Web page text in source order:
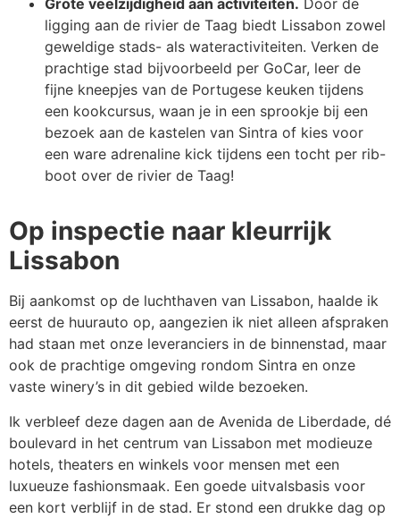
ligging aan de rivier de Taag biedt Lissabon zowel
geweldige stads- als wateractiviteiten. Verken de
prachtige stad bijvoorbeeld per GoCar, leer de
fijne kneepjes van de Portugese keuken tijdens
een kookcursus, waan je in een sprookje bij een
bezoek aan de kastelen van Sintra of kies voor
een ware adrenaline kick tijdens een tocht per rib-
boot over de rivier de Taag!
Op inspectie naar kleurrijk
Lissabon
Bij aankomst op de luchthaven van Lissabon, haalde ik
eerst de huurauto op, aangezien ik niet alleen afspraken
had staan met onze leveranciers in de binnenstad, maar
ook de prachtige omgeving rondom Sintra en onze
vaste winery’s in dit gebied wilde bezoeken.
Ik verbleef deze dagen aan de Avenida de Liberdade, dé
boulevard in het centrum van Lissabon met modieuze
hotels, theaters en winkels voor mensen met een
luxueuze fashionsmaak. Een goede uitvalsbasis voor
een kort verblijf in de stad. Er stond een drukke dag op